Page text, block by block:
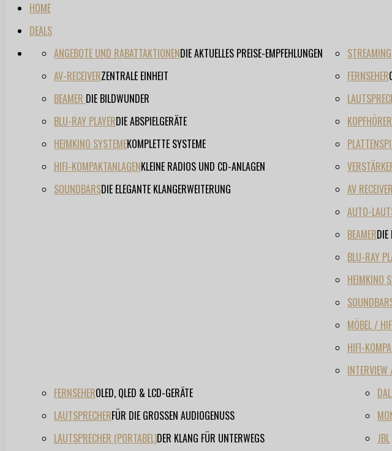
HOME
DEALS
ANGEBOTE UND RABATTAKTIONENDIE AKTUELLES PREISE-EMPFEHLUNGEN
AV-RECEIVERZENTRALE EINHEIT
BEAMER DIE BILDWUNDER
BLU-RAY PLAYERDIE ABSPIELGERÄTE
HEIMKINO SYSTEMEKOMPLETTE SYSTEME
HIFI-KOMPAKTANLAGENKLEINE RADIOS UND CD-ANLAGEN
SOUNDBARSDIE ELEGANTE KLANGERWEITERUNG
STREAMING
FERNSEHER
KOPFHÖRER
AV
AUTO-
BEAMERDIE
BLU-RAY
HEIMKINO
MÖBEL /
HIFI-
INTERVIEW
FERNSEHEROLED, QLED & LCD-GERÄTE
LAUTSPRECHERFÜR DIE GROSSEN AUDIOGENUSS
LAUTSPRECHER (PORTABEL)DER KLANG FÜR UNTERWEGS
JBL